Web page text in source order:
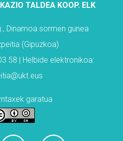
TALDEA KOOP. ELK
Dinamoa sormen gunea
(Gipuzkoa)
58 | Helbide elektronikoa:
garatua